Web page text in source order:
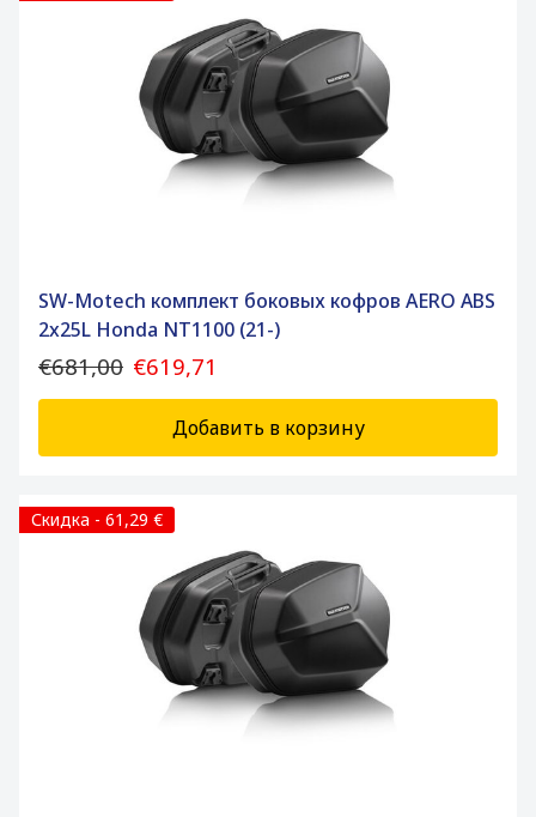
SW-Motech комплект боковых кофров AERO ABS
2x25L Honda NT1100 (21-)
€681,00 €619,71
Добавить в корзину
Скидка - 61,29 €